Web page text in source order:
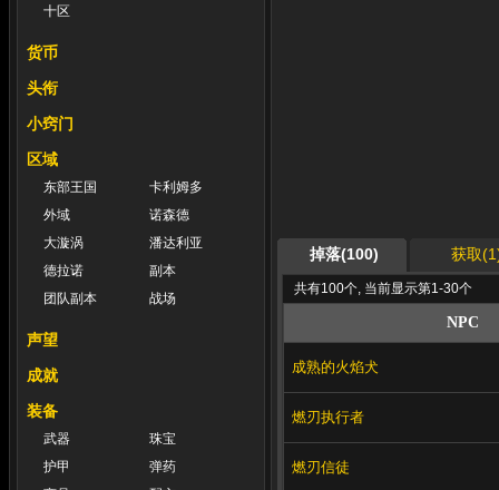
十区
货币
头衔
小窍门
区域
东部王国
卡利姆多
外域
诺森德
大漩涡
潘达利亚
德拉诺
副本
团队副本
战场
声望
成就
装备
武器
珠宝
护甲
弹药
掉落(100) 获取
共有100个, 当前显示第1-30个
NPC
成熟的火焰犬
燃刃执行者
燃刃信徒